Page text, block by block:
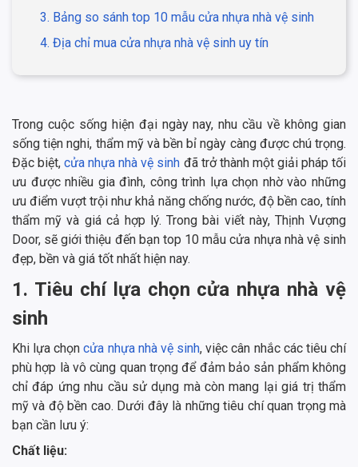
3. Bảng so sánh top 10 mẫu cửa nhựa nhà vệ sinh
4. Địa chỉ mua cửa nhựa nhà vệ sinh uy tín
Trong cuộc sống hiện đại ngày nay, nhu cầu về không gian
sống tiện nghi, thẩm mỹ và bền bỉ ngày càng được chú trọng.
Đặc biệt,cửa nhựa nhà vệ sinh đã trở thành một giải pháp tối
ưu được nhiều gia đình, công trình lựa chọn nhờ vào những
ưu điểm vượt trội như khả năng chống nước, độ bền cao, tính
thẩm mỹ và giá cả hợp lý. Trong bài viết này, Thịnh Vượng
Door, sẽ giới thiệu đến bạn top 10 mẫu cửa nhựa nhà vệ sinh
đẹp, bền và giá tốt nhất hiện nay.
1. Tiêu chí lựa chọn cửa nhựa nhà vệ
sinh
Khi lựa chọncửa nhựa nhà vệ sinh, việc cân nhắc các tiêu chí
phù hợp là vô cùng quan trọng để đảm bảo sản phẩm không
chỉ đáp ứng nhu cầu sử dụng mà còn mang lại giá trị thẩm
mỹ và độ bền cao. Dưới đây là những tiêu chí quan trọng mà
bạn cần lưu ý:
Chất liệu: